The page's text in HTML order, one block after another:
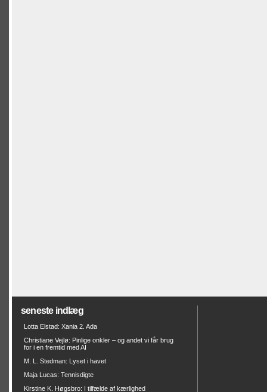
seneste indlæg
Lotta Elstad: Xania 2. Ada
Christiane Vejlø: Pinlige onkler – og andet vi får brug
for i en fremtid med AI
M. L. Stedman: Lyset i havet
Maja Lucas: Tennisdigte
Kirstine K. Høgsbro: I tilfælde af kærlighed